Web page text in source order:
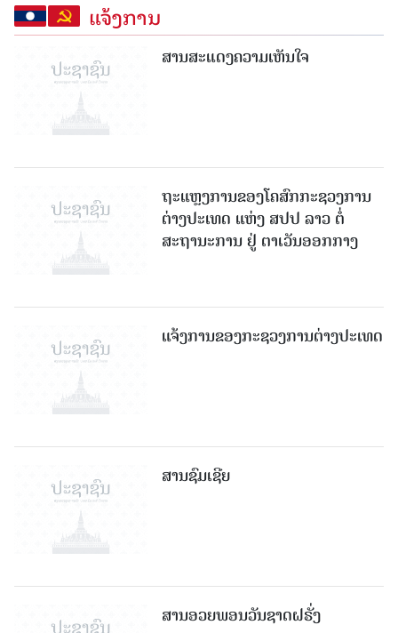
ແຈ້ງການ
ສານສະແດງຄວາມເຫັນໃຈ
ຖະແຫຼງການຂອງໂຄສົກກະຊວງການ
ຕ່າງປະເທດ ແຫ່ງ ສປປ ລາວ ຕໍ່
ສະຖານະການ ຢູ່ ຕາເວັນອອກກາງ
ແຈ້ງການຂອງກະຊວງການຕ່າງປະເທດ
ສານຊົມເຊີຍ
ສານອວຍພອນວັນຊາດຝຣັ່ງ